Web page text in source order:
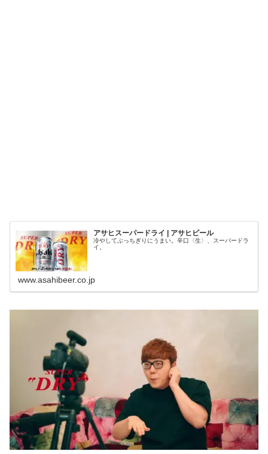
アサヒスーパードライ | アサヒビール
冷やしてぶっちぎりにうまい。辛口〈生〉、スーパードラ
イ。
www.asahibeer.co.jp